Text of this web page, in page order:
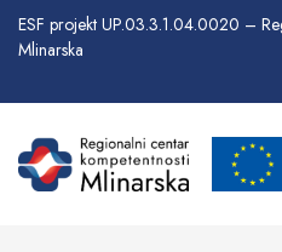
ESF projekt UP.03.3.1.04.0020 –
Mlinarska